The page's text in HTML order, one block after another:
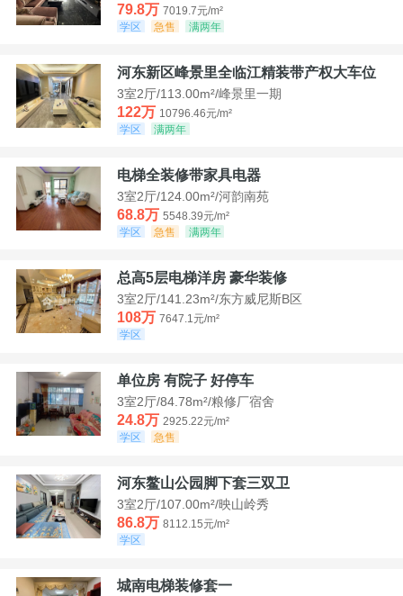
79.8万 7019.7元/m²
学区
急售 满两年
河东新区峰景里全临江精装带产权大车位
3室2厅/113.00m²/峰景里一期
122万 10796.46元/m²
学区
满两年
电梯全装修带家具电器
3室2厅/124.00m²/河韵南苑
68.8万 5548.39元/m²
学区
急售 满两年
总高5层电梯洋房 豪华装修
3室2厅/141.23m²/东方威尼斯B区
108万 7647.1元/m²
学区
单位房 有院子 好停车
3室2厅/84.78m²/粮修厂宿舍
24.8万 2925.22元/m²
学区
急售
河东鳌山公园脚下套三双卫
3室2厅/107.00m²/映山岭秀
86.8万 8112.15元/m²
学区
城南电梯装修套一